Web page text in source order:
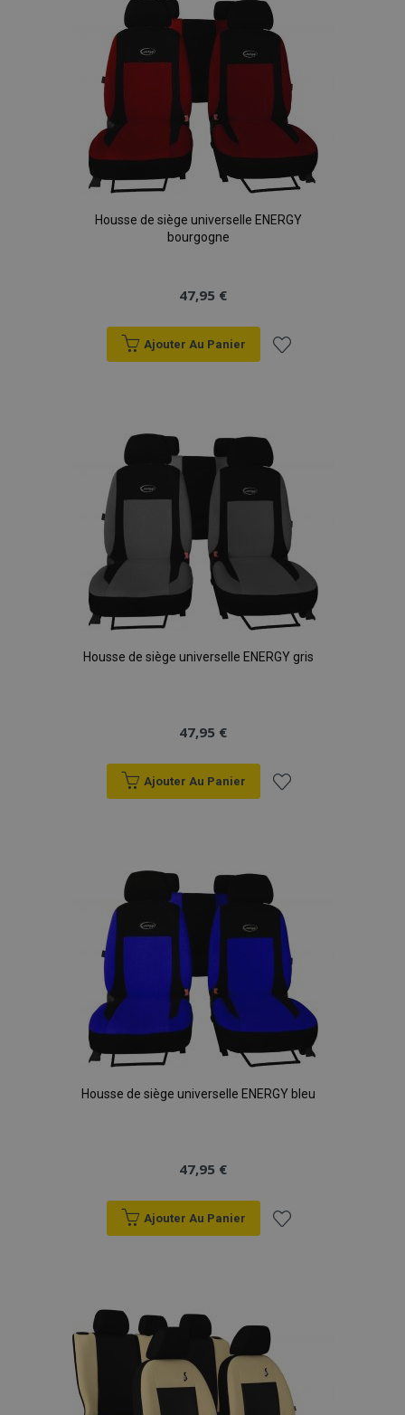
liste
d'achats
Housse de siège universelle ENERGY
bourgogne
47,95 €
Ajouter Au Panier
liste
d'achats
Housse de siège universelle ENERGY gris
47,95 €
Ajouter Au Panier
liste
d'achats
Housse de siège universelle ENERGY bleu
47,95 €
Ajouter Au Panier
liste
d'achats